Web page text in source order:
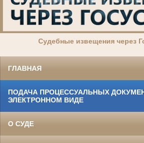
Судебные извещения через
ГЛАВНАЯ
ПОДАЧА ПРОЦЕССУАЛЬНЫХ
ЭЛЕКТРОННОМ ВИДЕ
О СУДЕ